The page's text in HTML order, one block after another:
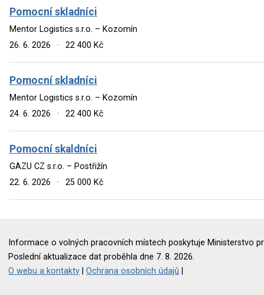
Pomocní skladníci
Mentor Logistics s.r.o. – Kozomín
26. 6. 2026
· 22 400 Kč
Pomocní skladníci
Mentor Logistics s.r.o. – Kozomín
24. 6. 2026
· 22 400 Kč
Pomocní skaldníci
GAZU CZ s.r.o. – Postřižín
22. 6. 2026
· 25 000 Kč
Informace o volných pracovních místech poskytuje Ministerstvo
Poslední aktualizace dat proběhla dne 7. 8. 2026.
O webu a kontakty |Ochrana osobních údajů